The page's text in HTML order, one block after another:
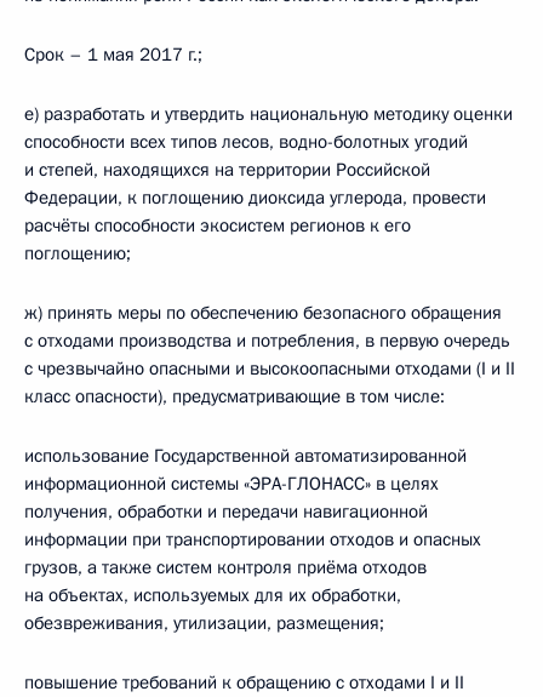
Срок – 1 мая 2017 г.;
е) разработать и утвердить национальную методику оценки
способности всех типов лесов, водно-болотных угодий
и степей, находящихся на территории Российской
Федерации, к поглощению диоксида углерода, провести
расчёты способности экосистем регионов к его
поглощению;
ж) принять меры по обеспечению безопасного обращения
с отходами производства и потребления, в первую очередь
с чрезвычайно опасными и высокоопасными отходами (I и II
класс опасности), предусматривающие в том числе:
использование Государственной автоматизированной
информационной системы «ЭРА-ГЛОНАСС» в целях
получения, обработки и передачи навигационной
информации при транспортировании отходов и опасных
грузов, а также систем контроля приёма отходов
на объектах, используемых для их обработки,
обезвреживания, утилизации, размещения;
повышение требований к обращению с отходами I и II